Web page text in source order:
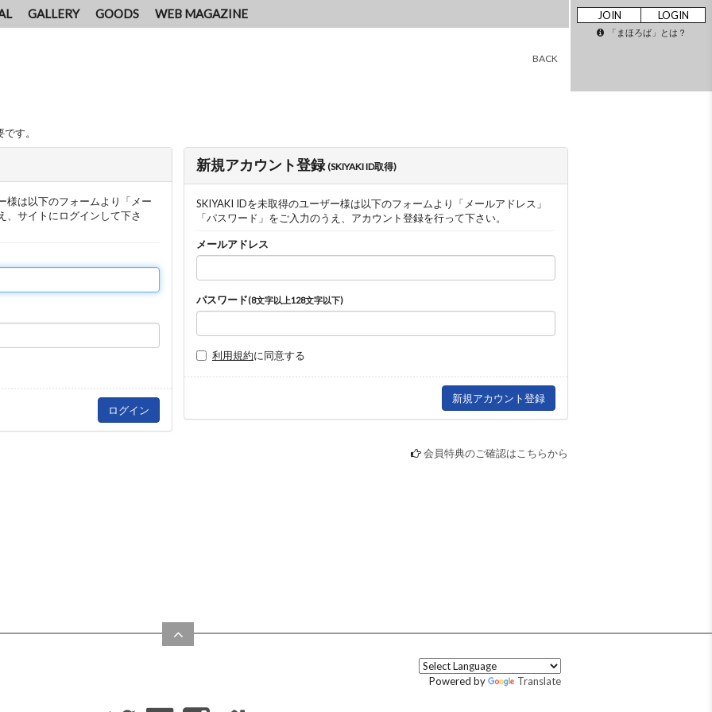
GALLERY GOODS WEB MAGAZINE JOIN LOGIN
「まほろば」とは？
BACK
す。
様は以下のフォームより「メー
、サイトにログインして下さ
新規アカウント登録(SKIYAKI ID取得)
SKIYAKI IDを未取得のユーザー様は以下のフォームより「メールアドレス」
「パスワード」をご入力のうえ、アカウント登録を行って下さい。
メールアドレス
パスワード(8文字以上128文字以下)
利用規約に同意する
会員特典のご確認はこちらから
Powered by Translate